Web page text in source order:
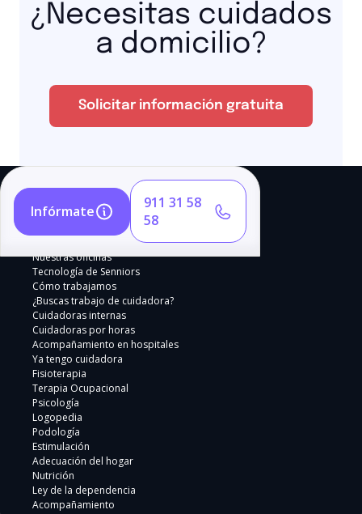
¿Necesitas cuidados
a domicilio?
Solicitar información gratuita
Infórmate
911 31 58
58
Nuestras oficinas
Tecnología de Senniors
Cómo trabajamos
¿Buscas trabajo de cuidadora?
Cuidadoras internas
Cuidadoras por horas
Acompañamiento en hospitales
Ya tengo cuidadora
Fisioterapia
Terapia Ocupacional
Psicología
Logopedia
Podología
Estimulación
Adecuación del hogar
Nutrición
Ley de la dependencia
Acompañamiento